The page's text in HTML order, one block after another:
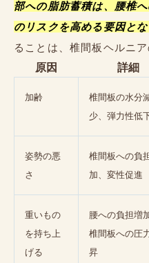
部への脂肪蓄積は、腰椎
のリスクを高める要因と
ることは、椎間板ヘルニ
原因
詳細
加齢
椎間板の水分
少、弾力性低
姿勢の悪
さ
椎間板への負
加、変性促進
重いもの
を持ち上
げる
腰への負担増加
椎間板への圧
昇